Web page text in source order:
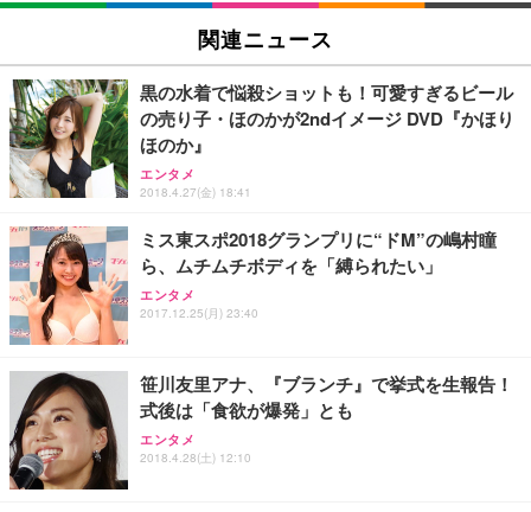
[EdoErgo] オフィスチェア 椅子 テレワーク 疲れな
い 跳ね上げ式アームレスト コンパクト 約105度ロッ
キング pc 事務椅子 360度回転 座面昇降 強化ナイロ
ン樹脂ベース 通気性メッシュ 在宅ワーク H-WY01
(黒網+黒枠+黒足)
￥5,699
SIHOO B100 オフィスチェア／デスクチェア メッシ
ュチェア 人間工学 疲れない ブラック
Sezlife オフィスチェア デスクチェア 疲れない テレ
ワーク チェア 強化バックレスト 30度ロッキング機
ョン PCチェア 通気性メッシュ ゲーミング/勉強/事
務用 おしゃれ パソコンチェア (ブラック)
Sezlife オフィスチェア デスクチェア 疲れない テレ
ワーク チェア 強化バックレスト 30度ロッキング機
EIZO ビジネス向けプレミアムモニター | FlexScan
EV3240X-WT | 31.5型4K UHD・USB Type-C・ホワ
￥105,595
EIZO ビジネス向けプレミアムモニター | FlexScan
EV2740X-WT | 27.0型4K UHD・USB Type-C・ホワ
イト
￥109,572
【純正品】27"ゲーミングモニター DualSense 充電
フック付き（CFI-ZDM1J）
【整備済み品】Dell E2724HS 27インチ 液晶モニタ
ー フルHD（1920×1080）VA 非光沢 HDMI/DisplayP
Amazonベーシック ペットシーツ 薄型 レギュラー 1
回使い捨て 無香料 ホワイト 300枚
￥3,373
Amazonベーシック ペットシーツ 厚型 ワイド 42枚
x2袋(84枚) ホワイト(吸収面:ライトブルー)
ネオ・ルーライフ ネオ・オムツ L 中型犬用 26枚入
り 単品
Smart Basic(スマートベーシック) 【Amazon.co.jp
限定】 Smart Basic アイリスオーヤマ ペットシーツ
関連ニュース
黒の水着で悩殺ショットも！可愛すぎるビール
の売り子・ほのかが2ndイメージ DVD『かほり
ほのか』
エンタメ
2018.4.27(金) 18:41
ミス東スポ2018グランプリに“ドM”の嶋村瞳
ら、ムチムチボディを「縛られたい」
エンタメ
2017.12.25(月) 23:40
笹川友里アナ、『ブランチ』で挙式を生報告！
式後は「食欲が爆発」とも
エンタメ
2018.4.28(土) 12:10